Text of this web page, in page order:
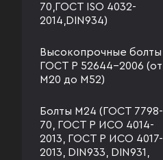
70,ГОСТ ISO 4032-
2014,DIN934)
Высокопрочные болты
ГОСТ Р 52644-2006 (от
М20 до М52)
Болты М24 (ГОСТ 7798-
70, ГОСТ Р ИСО 4014-
2013, ГОСТ Р ИСО 4017-
2013, DIN933, DIN931,